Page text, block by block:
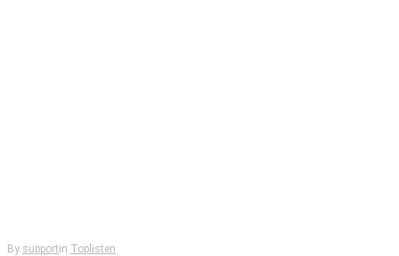
By supportin Toplisten